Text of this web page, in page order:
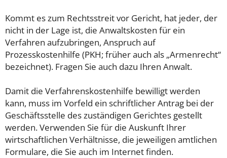
Kommt es zum Rechtsstreit vor Gericht, hat jeder, der
nicht in der Lage ist, die Anwaltskosten für ein
Verfahren aufzubringen, Anspruch auf
Prozesskostenhilfe (PKH; früher auch als „Armenrecht“
bezeichnet). Fragen Sie auch dazu Ihren Anwalt.
Damit die Verfahrenskostenhilfe bewilligt werden
kann, muss im Vorfeld ein schriftlicher Antrag bei der
Geschäftsstelle des zuständigen Gerichtes gestellt
werden. Verwenden Sie für die Auskunft Ihrer
wirtschaftlichen Verhältnisse, die jeweiligen amtlichen
Formulare, die Sie auch im Internet finden.